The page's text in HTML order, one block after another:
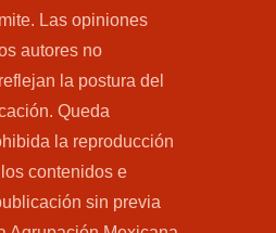
Las opiniones
autores no
la postura del
Queda
la reproducción
contenidos e
sin previa